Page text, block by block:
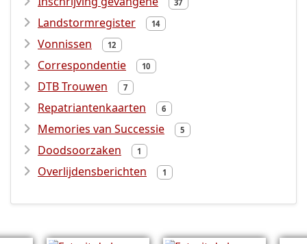
37
Landstormregister 14
Vonnissen 12
Correspondentie 10
DTB Trouwen 7
Repatriantenkaarten 6
Memories van Successie 5
Doodsoorzaken 1
Overlijdensberichten 1